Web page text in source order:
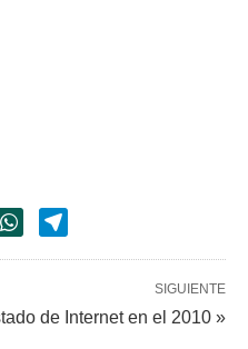
SIGUIENTE
de Internet en el 2010 »